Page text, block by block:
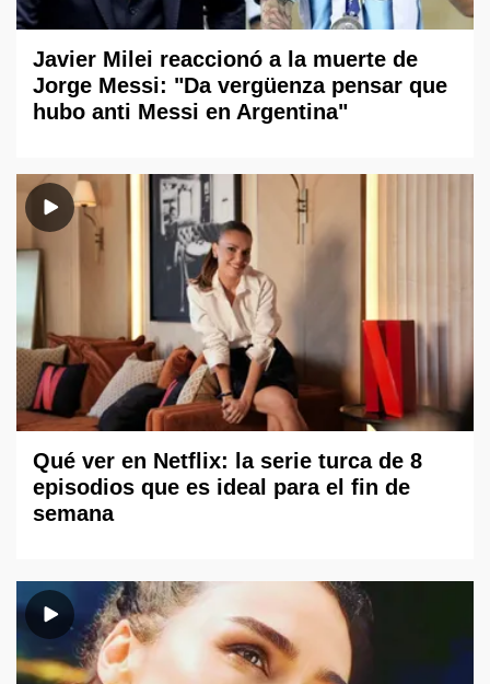
Javier Milei reaccionó a la muerte de
Jorge Messi: "Da vergüenza pensar que
hubo anti Messi en Argentina"
Qué ver en Netflix: la serie turca de 8
episodios que es ideal para el fin de
semana